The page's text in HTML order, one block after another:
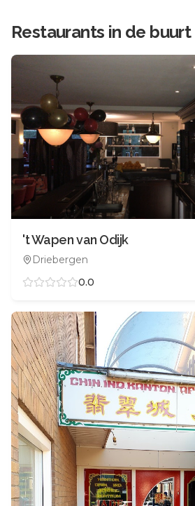
Restaurants in de buurt
't Wapen van Odijk
Driebergen
0.0